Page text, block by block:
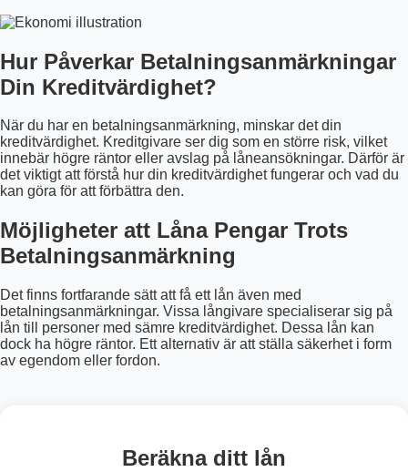
Hur Påverkar Betalningsanmärkningar
Din Kreditvärdighet?
När du har en betalningsanmärkning, minskar det din
kreditvärdighet. Kreditgivare ser dig som en större risk, vilket
innebär högre räntor eller avslag på låneansökningar. Därför är
det viktigt att förstå hur din kreditvärdighet fungerar och vad du
kan göra för att förbättra den.
Möjligheter att Låna Pengar Trots
Betalningsanmärkning
Det finns fortfarande sätt att få ett lån även med
betalningsanmärkningar. Vissa långivare specialiserar sig på
lån till personer med sämre kreditvärdighet. Dessa lån kan
dock ha högre räntor. Ett alternativ är att ställa säkerhet i form
av egendom eller fordon.
Beräkna ditt lån